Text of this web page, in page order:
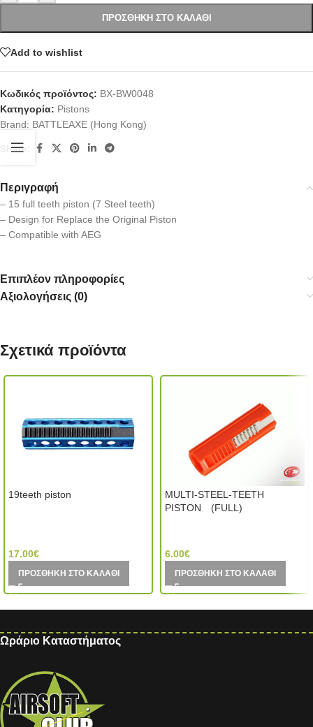
ΠΡΟΣΘΉΚΗ ΣΤΟ ΚΑΛΆΘΙ
Add to wishlist
Κωδικός προϊόντος: BX-BW0048
Κατηγορία: Pistons
Brand: BATTLEAXE (Hong Kong)
Share:
Περιγραφή
– 15 full teeth piston (7 Steel teeth)
– Design for Replace the Original Piston
– Compatible with AEG
Επιπλέον πληροφορίες
Αξιολογήσεις (0)
Σχετικά προϊόντα
19teeth piston
17.00€
ΠΡΟΣΘΉΚΗ ΣΤΟ ΚΑΛΆΘΙ
MULTI-STEEL-TEETH
PISTON (FULL)
6.00€
ΠΡΟΣΘΉΚΗ ΣΤΟ ΚΑΛΆΘΙ
Ωράριο Καταστήματος